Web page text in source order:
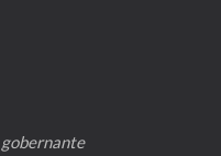
gobernante